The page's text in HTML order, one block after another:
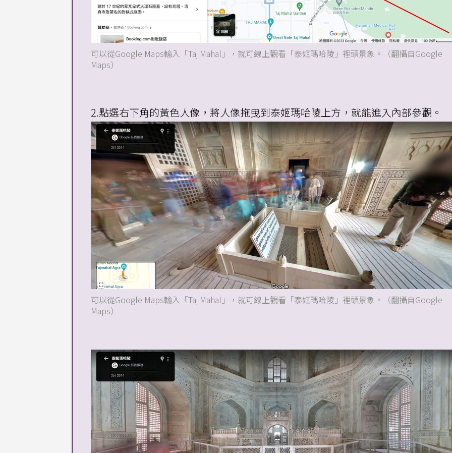
可以從Google Maps輸入「Taj Mahal」，就可線上觀看「泰姬瑪哈陵」裡頭景象。（翻攝自Google
Maps）
2.點選右下角的黃色人像，將人像拖曳到泰姬瑪哈陵上方，就能進入內部參觀。
可以從Google Maps輸入「Taj Mahal」，就可線上觀看「泰姬瑪哈陵」裡頭景象。（翻攝自Google
Maps）